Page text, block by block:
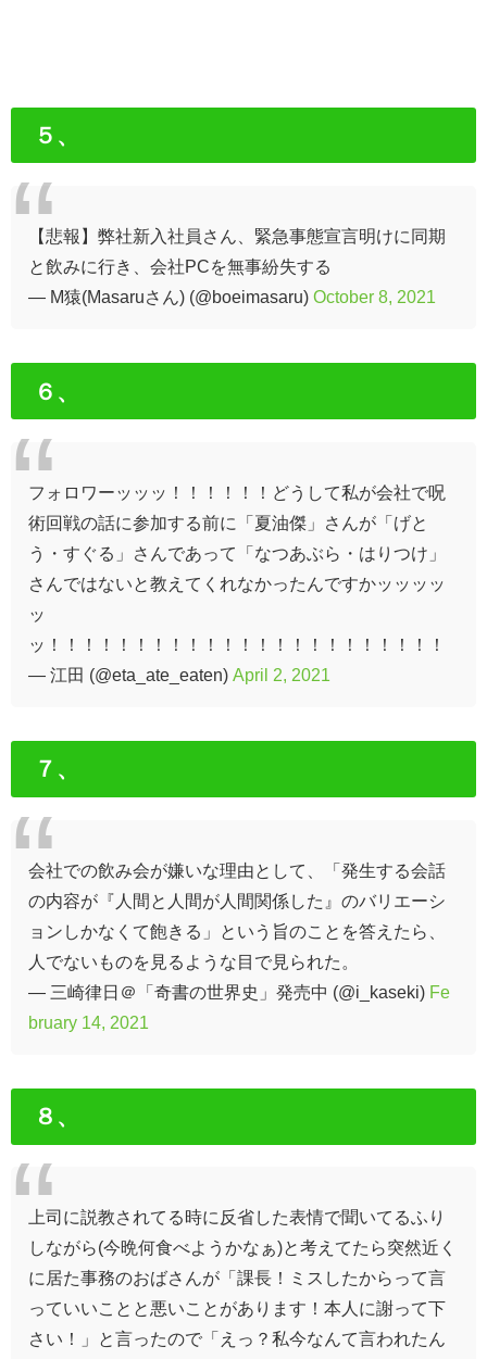
５、
【悲報】弊社新入社員さん、緊急事態宣言明けに同期
と飲みに行き、会社PCを無事紛失する
— M猿(Masaruさん) (@boeimasaru) October 8, 2021
６、
フォロワーッッッ！！！！！！どうして私が会社で呪
術回戦の話に参加する前に「夏油傑」さんが「げと
う・すぐる」さんであって「なつあぶら・はりつけ」
さんではないと教えてくれなかったんですかッッッッ
ッ
ッ！！！！！！！！！！！！！！！！！！！！！！！
— 江田 (@eta_ate_eaten) April 2, 2021
７、
会社での飲み会が嫌いな理由として、「発生する会話
の内容が『人間と人間が人間関係した』のバリエーシ
ョンしかなくて飽きる」という旨のことを答えたら、
人でないものを見るような目で見られた。
— 三崎律日＠「奇書の世界史」発売中 (@i_kaseki) Fe
bruary 14, 2021
８、
上司に説教されてる時に反省した表情で聞いてるふり
しながら(今晩何食べようかなぁ)と考えてたら突然近く
に居た事務のおばさんが「課長！ミスしたからって言
っていいことと悪いことがあります！本人に謝って下
さい！」と言ったので「えっ？私今なんて言われたん